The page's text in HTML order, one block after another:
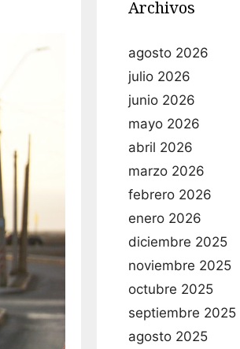
Archivos
agosto 2026
julio 2026
junio 2026
mayo 2026
abril 2026
marzo 2026
febrero 2026
enero 2026
diciembre 2025
noviembre 2025
octubre 2025
septiembre 2025
agosto 2025